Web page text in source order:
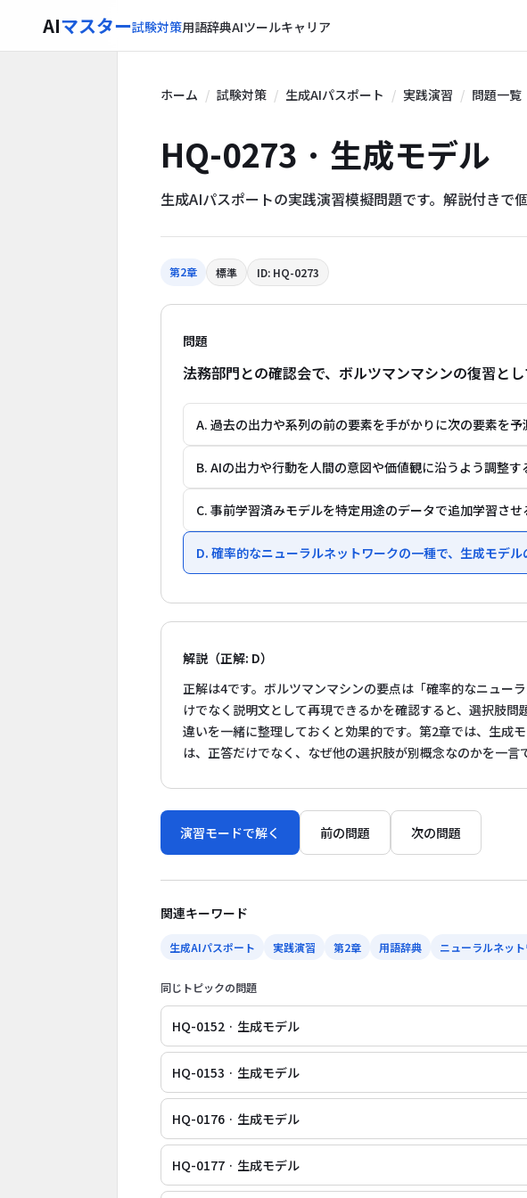
AIマスター試験対策用語辞典AIツールキャリア
ホーム 試験対策 生成AIパスポート 実践演習 問題一覧
HQ-0273 · 生成モデル
生成AIパスポートの実践演習模擬問題です。解説付きで
第2章 標準 ID: HQ-0273
問題
法務部門との確認会で、ボルツマンマシンの復習と
A. 過去の出力や系列の前の要素を手がかりに次の要素を予
B. AIの出力や行動を人間の意図や価値観に沿うよう調整す
C. 事前学習済みモデルを特定用途のデータで追加学習させ
D. 確率的なニューラルネットワークの一種で、生成モデ
解説（正解: D）
正解は4です。ボルツマンマシンの要点は「確率的なニュー
けでなく説明文として再現できるかを確認すると、選択肢
違いを一緒に整理しておくと効果的です。第2章では、生成
は、正答だけでなく、なぜ他の選択肢が別概念なのかを一言
演習モードで解く 前の問題 次の問題
関連キーワード
生成AIパスポート 実践演習 第2章 用語辞典 ニューラルネッ
同じトピックの問題
HQ-0152 · 生成モデル
HQ-0153 · 生成モデル
HQ-0176 · 生成モデル
HQ-0177 · 生成モデル